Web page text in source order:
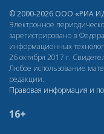
© 2000-2026 ООО «РИА
Электронное
зарегистрировано в
информационных
26 октября 2017 г.
Любое использование
редакции.
Правовая информация и
16+